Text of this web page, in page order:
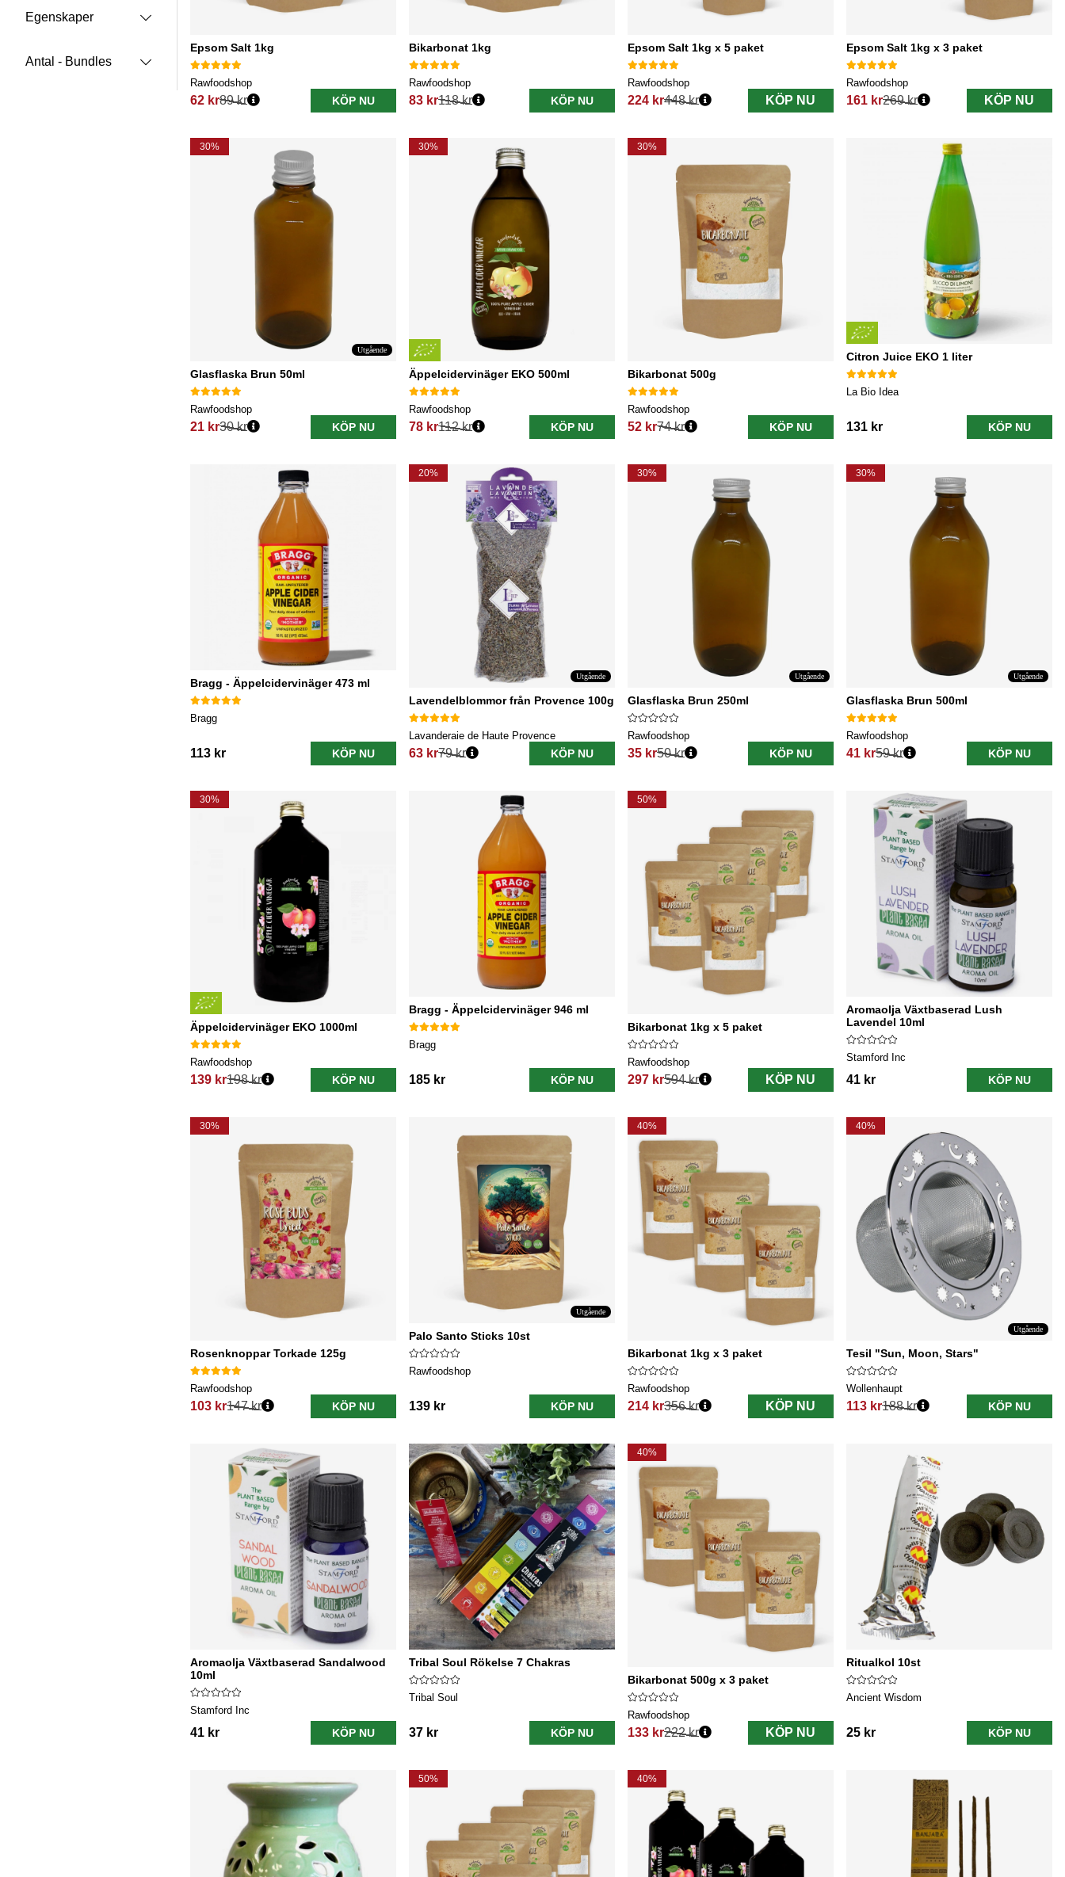
Egenskaper
Antal - Bundles
Epsom Salt 1kg
Rawfoodshop
62 kr
Ordinarie pris:
89 kr KÖP NU
Bikarbonat 1kg
Rawfoodshop
83 kr
Ordinarie pris:
118 kr KÖP NU
Epsom Salt 1kg x 5 paket
Rawfoodshop
224 kr
Ordinarie pris:
448 kr KÖP NU
Epsom Salt 1kg x 3 paket
Rawfoodshop
161 kr
Ordinarie pris:
269 kr KÖP NU
30%
Utgående
Glasflaska Brun 50ml
Rawfoodshop
21 kr
Ordinarie pris:
30 kr KÖP NU
30%
Äppelcidervinäger EKO 500ml
Rawfoodshop
78 kr
Ordinarie pris:
112 kr KÖP NU
30%
Bikarbonat 500g
Rawfoodshop
52 kr
Ordinarie pris:
74 kr KÖP NU
Citron Juice EKO 1 liter
La Bio Idea
131 kr KÖP NU
Bragg - Äppelcidervinäger 473 ml
Bragg
113 kr KÖP NU
20%
Utgående
Lavendelblommor från Provence 100g
Lavanderaie de Haute Provence
63 kr
Ordinarie pris:
79 kr KÖP NU
30%
Utgående
Glasflaska Brun 250ml
Rawfoodshop
35 kr
Ordinarie pris:
50 kr KÖP NU
30%
Utgående
Glasflaska Brun 500ml
Rawfoodshop
41 kr
Ordinarie pris:
59 kr KÖP NU
30%
Äppelcidervinäger EKO 1000ml
Rawfoodshop
139 kr
Ordinarie pris:
198 kr KÖP NU
Bragg - Äppelcidervinäger 946 ml
Bragg
185 kr KÖP NU
50%
Bikarbonat 1kg x 5 paket
Rawfoodshop
297 kr
Ordinarie pris:
594 kr KÖP NU
Aromaolja Växtbaserad Lush
Lavendel 10ml
Stamford Inc
41 kr KÖP NU
30%
Rosenknoppar Torkade 125g
Rawfoodshop
103 kr
Ordinarie pris:
147 kr KÖP NU
Utgående
Palo Santo Sticks 10st
Rawfoodshop
139 kr KÖP NU
40%
Bikarbonat 1kg x 3 paket
Rawfoodshop
214 kr
Ordinarie pris:
356 kr KÖP NU
40%
Utgående
Tesil "Sun, Moon, Stars"
Wollenhaupt
113 kr
Ordinarie pris:
188 kr KÖP NU
Aromaolja Växtbaserad Sandalwood
10ml
Stamford Inc
41 kr KÖP NU
Tribal Soul Rökelse 7 Chakras
Tribal Soul
37 kr KÖP NU
40%
Bikarbonat 500g x 3 paket
Rawfoodshop
133 kr
Ordinarie pris:
222 kr KÖP NU
Ritualkol 10st
Ancient Wisdom
25 kr KÖP NU
50% 40%